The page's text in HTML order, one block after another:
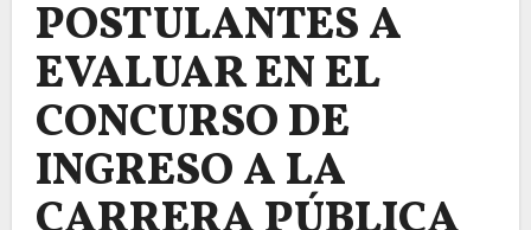
POSTULANTES A
EVALUAR EN EL
CONCURSO DE
INGRESO A LA